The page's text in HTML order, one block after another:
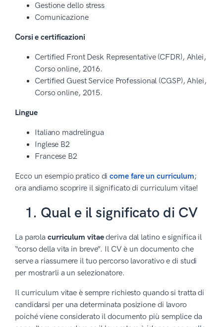
Gestione dello stress
Comunicazione
Corsi e certificazioni
Certified Front Desk Representative (CFDR), Ahlei,
Corso online, 2016.
Certified Guest Service Professional (CGSP), Ahlei,
Corso online, 2015.
Lingue
Italiano madrelingua
Inglese B2
Francese B2
Ecco un esempio pratico dicome fare un curriculum;
ora andiamo scoprire il significato di curriculum vitae!
1. Qual e il significato di CV
La parola curriculum vitaederiva dal latino e significa il
“corso della vita in breve”. Il CV è un documento che
serve a riassumere il tuo percorso lavorativo e di studi
per mostrarli a un selezionatore.
Il curriculum vitae è sempre richiesto quando si tratta di
candidarsi per una determinata posizione di lavoro
poiché viene considerato il documento più semplice da